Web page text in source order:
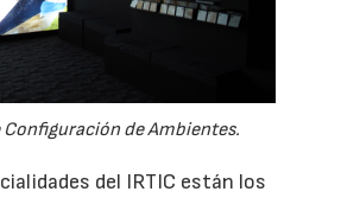
Configuración de Ambientes.
del IRTIC están los